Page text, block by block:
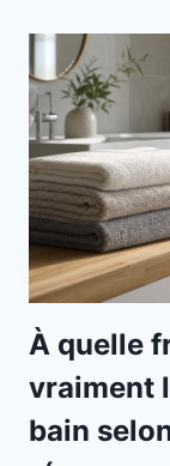
À quelle
vraiment
bain